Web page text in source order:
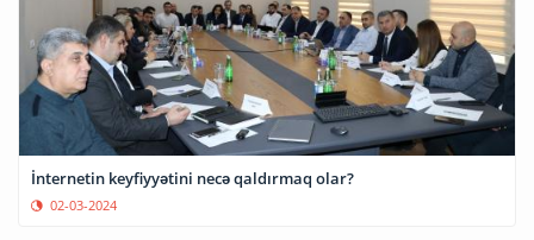
İnternetin keyfiyyətini necə qaldırmaq olar?
02-03-2024